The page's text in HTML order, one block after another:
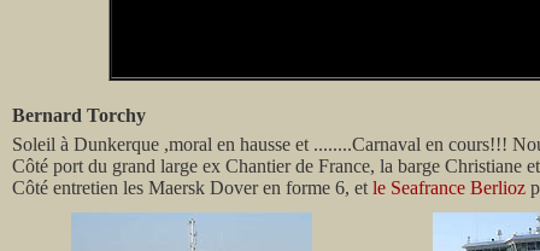
Bernard Torchy
Soleil à Dunkerque ,moral en hausse et ........Carnaval en cours!!!
Côté port du grand large ex Chantier de France, la barge Christiane
Côté entretien les Maersk Dover en forme 6, et le Seafrance Berlioz